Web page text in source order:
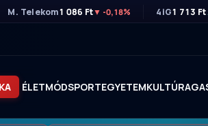
M. Telekom1 086 Ft▼ -0,18% 4iG1 713 Ft
ÉLETMÓDSPORTEGYETEMKULTÚRA